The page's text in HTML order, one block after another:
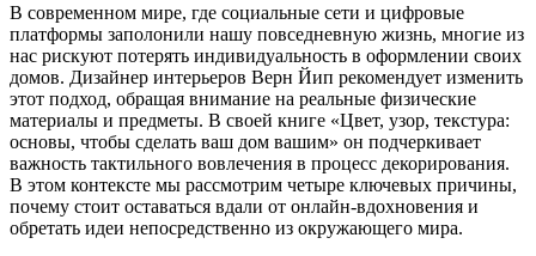
В современном мире, где социальные сети и цифровые
платформы заполонили нашу повседневную жизнь, многие из
нас рискуют потерять индивидуальность в оформлении своих
домов. Дизайнер интерьеров Верн Йип рекомендует изменить
этот подход, обращая внимание на реальные физические
материалы и предметы. В своей книге «Цвет, узор, текстура:
основы, чтобы сделать ваш дом вашим» он подчеркивает
важность тактильного вовлечения в процесс декорирования.
В этом контексте мы рассмотрим четыре ключевых причины,
почему стоит оставаться вдали от онлайн-вдохновения и
обретать идеи непосредственно из окружающего мира.